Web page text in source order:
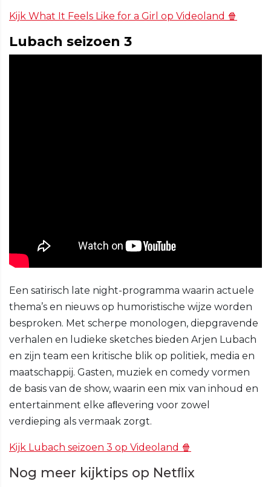
Kijk What It Feels Like for a Girl op Videoland 🍿
Lubach seizoen 3
Een satirisch late night-programma waarin actuele
thema’s en nieuws op humoristische wijze worden
besproken. Met scherpe monologen, diepgravende
verhalen en ludieke sketches bieden Arjen Lubach
en zijn team een kritische blik op politiek, media en
maatschappij. Gasten, muziek en comedy vormen
de basis van de show, waarin een mix van inhoud en
entertainment elke aﬂevering voor zowel
verdieping als vermaak zorgt.
Kijk Lubach seizoen 3 op Videoland 🍿
Nog meer kijktips op Netﬂix